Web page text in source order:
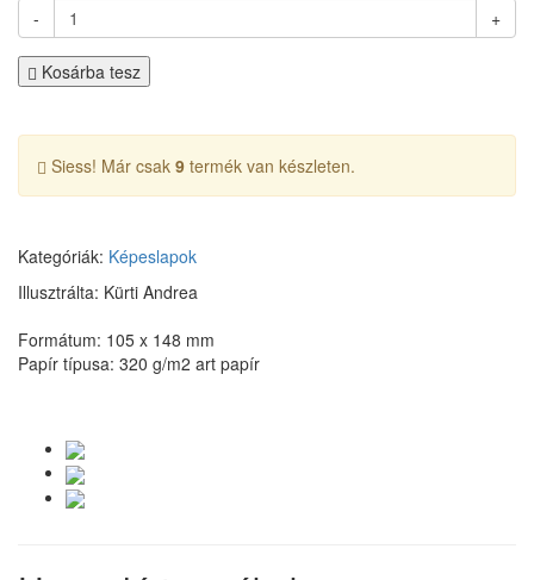
-
+
Kosárba tesz
Siess! Már csak 9 termék van készleten.
Kategóriák: Képeslapok
Illusztrálta: Kürti Andrea
Formátum: 105 x 148 mm
Papír típusa: 320 g/m2 art papír